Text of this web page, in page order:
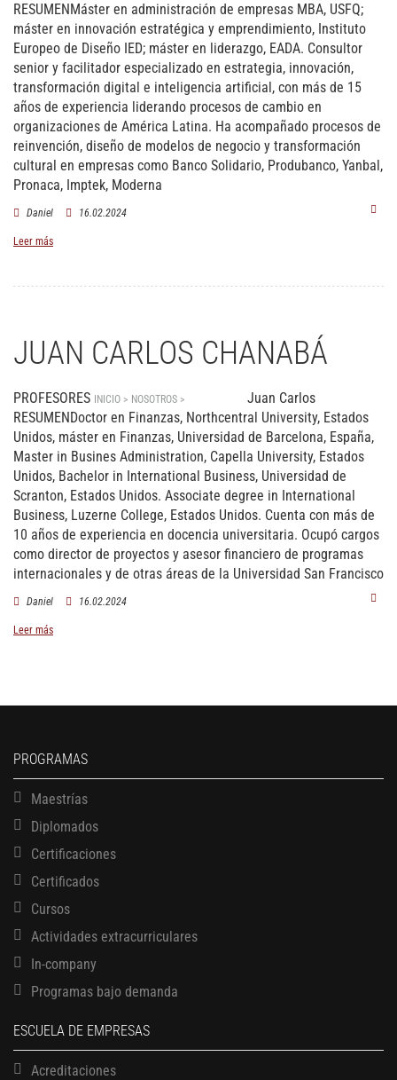
RESUMENMáster en administración de empresas MBA, USFQ;
máster en innovación estratégica y emprendimiento, Instituto
Europeo de Diseño IED; máster en liderazgo, EADA. Consultor
senior y facilitador especializado en estrategia, innovación,
transformación digital e inteligencia artificial, con más de 15
años de experiencia liderando procesos de cambio en
organizaciones de América Latina. Ha acompañado procesos de
reinvención, diseño de modelos de negocio y transformación
cultural en empresas como Banco Solidario, Produbanco, Yanbal,
Pronaca, Imptek, Moderna
Daniel 16.02.2024
Leer más
JUAN CARLOS CHANABÁ
PROFESORES INICIO > NOSOTROS >
Juan Carlos
RESUMENDoctor en Finanzas, Northcentral University, Estados
Unidos, máster en Finanzas, Universidad de Barcelona, España,
Master in Busines Administration, Capella University, Estados
Unidos, Bachelor in International Business, Universidad de
Scranton, Estados Unidos. Associate degree in International
Business, Luzerne College, Estados Unidos. Cuenta con más de
10 años de experiencia en docencia universitaria. Ocupó cargos
como director de proyectos y asesor financiero de programas
internacionales y de otras áreas de la Universidad San Francisco
Daniel 16.02.2024
Leer más
PROGRAMAS
Maestrías
Diplomados
Certificaciones
Certificados
Cursos
Actividades extracurriculares
In-company
Programas bajo demanda
ESCUELA DE EMPRESAS
Acreditaciones